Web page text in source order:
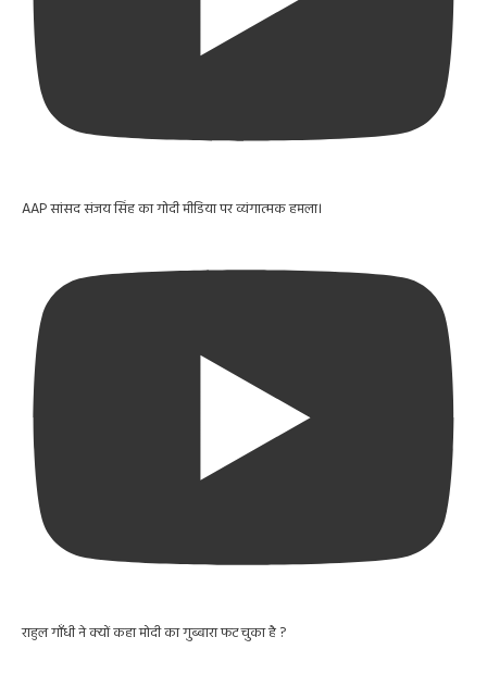
AAP सांसद संजय सिंह का गोदी मीडिया पर व्यंगात्मक हमला।
राहुल गाँधी ने क्यों कहा मोदी का गुब्बारा फट चुका है ?